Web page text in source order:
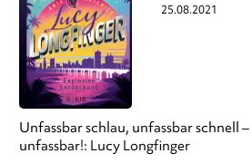
25.08.2021
Unfassbar schlau, unfassbar schnell
unfassbar!: Lucy Longfinger